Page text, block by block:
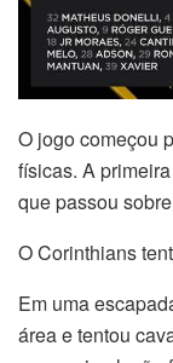
O jogo começou
físicas. A
que passou
O Corinthians
Em uma
área e tentou